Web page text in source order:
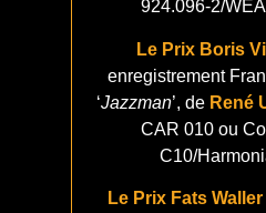
924.096-2/
Le Prix Boris
enregistrement
‘Jazzman’, de René
CAR 010 ou
C10/
Le Prix Fats Waller